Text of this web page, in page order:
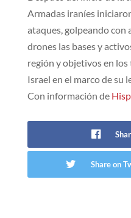
Armadas iraníes
ataques, golpeando con
drones las bases y
región y objetivos en
Israel en el marco de su
Con información de
Share on